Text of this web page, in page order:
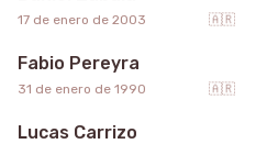
17 de enero de 2003 🇦🇷
6
Fabio Pereyra
31 de enero de 1990 🇦🇷
3
Lucas Carrizo